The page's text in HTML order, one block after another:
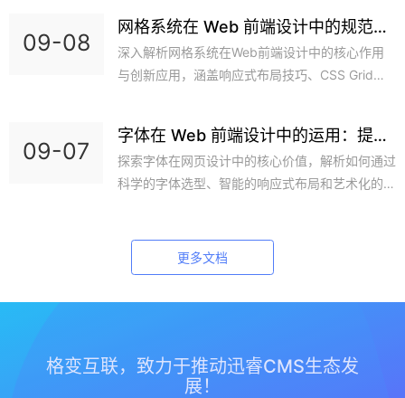
09-08
网格系统在 Web 前端设计中的规范与
灵活运用​
深入解析网格系统在Web前端设计中的核心作用
与创新应用，涵盖响应式布局技巧、CSS Grid实
界面。
09-07
字体在 Web 前端设计中的运用：提升
可读性与美感​
探索字体在网页设计中的核心价值，解析如何通过
科学的字体选型、智能的响应式布局和艺术化的视
兼具功能性与审美价值的优质网页体验。
更多文档
格变互联，致力于推动迅睿CMS生态发
展！